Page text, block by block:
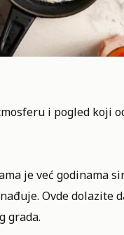
i pogled koji
je već godinama
Ovde dolazite
grada.